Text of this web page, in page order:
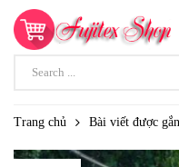
Trang chủ Bài viết được